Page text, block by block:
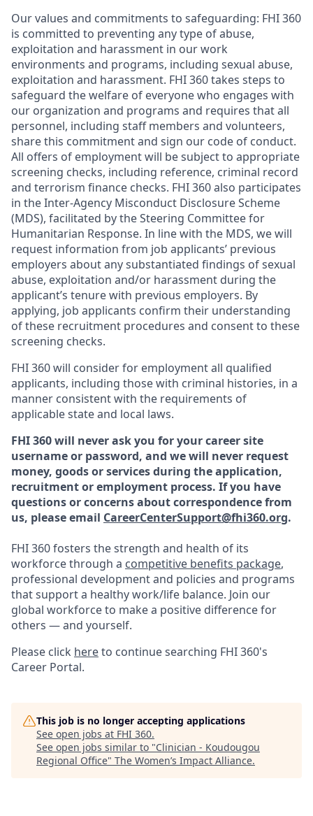
Our values and commitments to safeguarding: FHI 360
is committed to preventing any type of abuse,
exploitation and harassment in our work
environments and programs, including sexual abuse,
exploitation and harassment. FHI 360 takes steps to
safeguard the welfare of everyone who engages with
our organization and programs and requires that all
personnel, including staff members and volunteers,
share this commitment and sign our code of conduct.
All offers of employment will be subject to appropriate
screening checks, including reference, criminal record
and terrorism finance checks. FHI 360 also participates
in the Inter-Agency Misconduct Disclosure Scheme
(MDS), facilitated by the Steering Committee for
Humanitarian Response. In line with the MDS, we will
request information from job applicants’ previous
employers about any substantiated findings of sexual
abuse, exploitation and/or harassment during the
applicant’s tenure with previous employers. By
applying, job applicants confirm their understanding
of these recruitment procedures and consent to these
screening checks.
FHI 360 will consider for employment all qualified
applicants, including those with criminal histories, in a
manner consistent with the requirements of
applicable state and local laws.
FHI 360 will never ask you for your career site
username or password, and we will never request
money, goods or services during the application,
recruitment or employment process. If you have
questions or concerns about correspondence from
us, please email CareerCenterSupport@fhi360.org.
FHI 360 fosters the strength and health of its
workforce through a competitive benefits package,
professional development and policies and programs
that support a healthy work/life balance. Join our
global workforce to make a positive difference for
others — and yourself.
Please click hereto continue searching FHI 360's
Career Portal.
This job is no longer accepting applications
See open jobs at FHI 360.
See open jobs similar to "Clinician - Koudougou
Regional Office" The Women’s Impact Alliance.